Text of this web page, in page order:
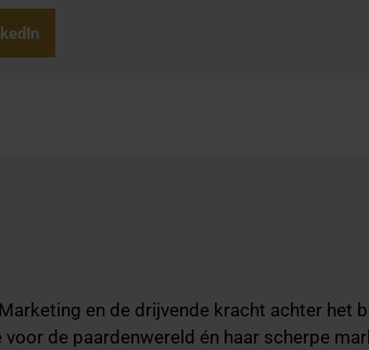
en de drijvende kracht achter het
de paardenwereld én haar scherpe